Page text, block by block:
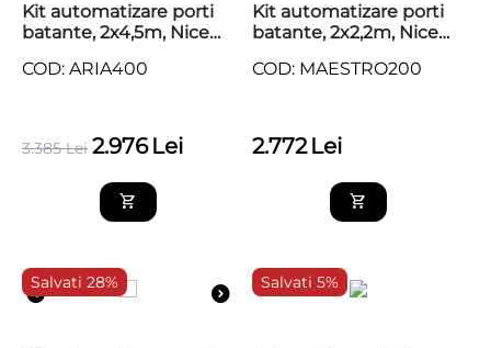
Kit automatizare porti
batante, 2x4,5m, Nice
COD: ARIA400
3.385 Lei 2.976 Lei
Kit automatizare porti
batante, 2x2,2m, Nice
COD: MAESTRO200
2.772 Lei
Salvati 28% Salvati 5%